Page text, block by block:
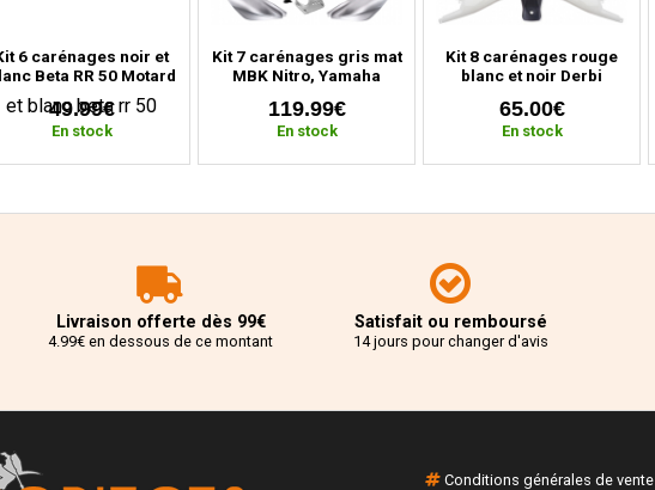
6 carénages noir et
Beta RR 50 Motard
(2011 à 2020)
49.99€
En stock
Kit 7 carénages gris mat
MBK Nitro, Yamaha
119.99€
En stock
Kit 8 carénages rouge
blanc et noir Derbi
(depuis 2018)
65.00€
En stock
Livraison offerte dès 99€
4.99€ en dessous de ce montant
Satisfait ou remboursé
14 jours pour changer d'avis
Conditions générales de vente